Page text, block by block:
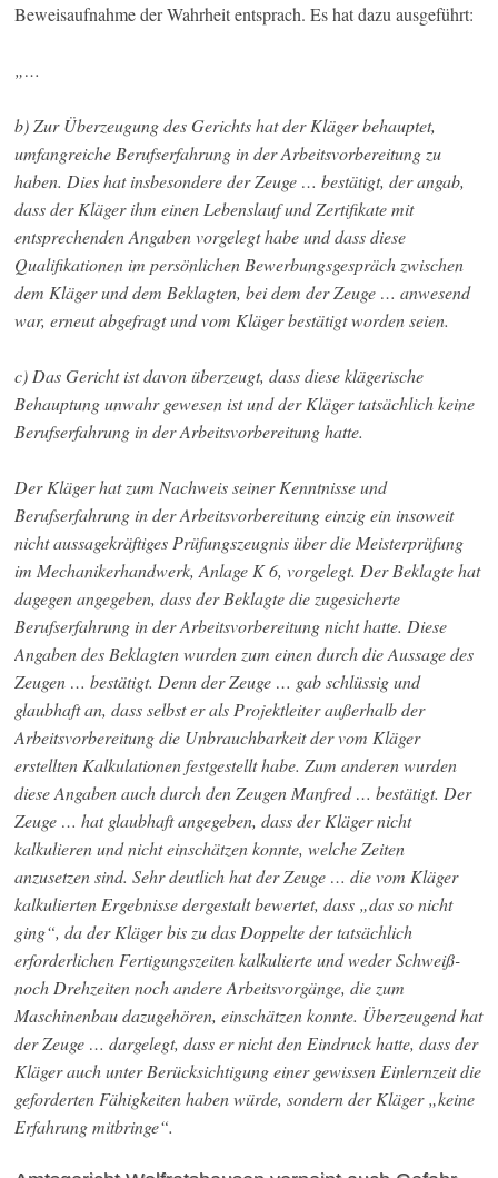
Beweisaufnahme der Wahrheit entsprach. Es hat dazu ausgeführt:
„…
b) Zur Überzeugung des Gerichts hat der Kläger behauptet,
umfangreiche Berufserfahrung in der Arbeitsvorbereitung zu
haben. Dies hat insbesondere der Zeuge … bestätigt, der angab,
dass der Kläger ihm einen Lebenslauf und Zertifikate mit
entsprechenden Angaben vorgelegt habe und dass diese
Qualifikationen im persönlichen Bewerbungsgespräch zwischen
dem Kläger und dem Beklagten, bei dem der Zeuge … anwesend
war, erneut abgefragt und vom Kläger bestätigt worden seien.
c) Das Gericht ist davon überzeugt, dass diese klägerische
Behauptung unwahr gewesen ist und der Kläger tatsächlich keine
Berufserfahrung in der Arbeitsvorbereitung hatte.
Der Kläger hat zum Nachweis seiner Kenntnisse und
Berufserfahrung in der Arbeitsvorbereitung einzig ein insoweit
nicht aussagekräftiges Prüfungszeugnis über die Meisterprüfung
im Mechanikerhandwerk, Anlage K 6, vorgelegt. Der Beklagte hat
dagegen angegeben, dass der Beklagte die zugesicherte
Berufserfahrung in der Arbeitsvorbereitung nicht hatte. Diese
Angaben des Beklagten wurden zum einen durch die Aussage des
Zeugen … bestätigt. Denn der Zeuge … gab schlüssig und
glaubhaft an, dass selbst er als Projektleiter außerhalb der
Arbeitsvorbereitung die Unbrauchbarkeit der vom Kläger
erstellten Kalkulationen festgestellt habe. Zum anderen wurden
diese Angaben auch durch den Zeugen Manfred … bestätigt. Der
Zeuge … hat glaubhaft angegeben, dass der Kläger nicht
kalkulieren und nicht einschätzen konnte, welche Zeiten
anzusetzen sind. Sehr deutlich hat der Zeuge … die vom Kläger
kalkulierten Ergebnisse dergestalt bewertet, dass „das so nicht
ging“, da der Kläger bis zu das Doppelte der tatsächlich
erforderlichen Fertigungszeiten kalkulierte und weder Schweiß-
noch Drehzeiten noch andere Arbeitsvorgänge, die zum
Maschinenbau dazugehören, einschätzen konnte. Überzeugend hat
der Zeuge … dargelegt, dass er nicht den Eindruck hatte, dass der
Kläger auch unter Berücksichtigung einer gewissen Einlernzeit die
geforderten Fähigkeiten haben würde, sondern der Kläger „keine
Erfahrung mitbringe“.